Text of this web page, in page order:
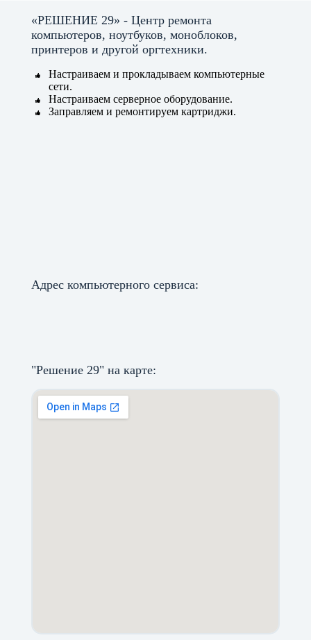
«РЕШЕНИЕ 29» - Центр ремонта
компьютеров, ноутбуков, моноблоков,
принтеров и другой оргтехники.
Настраиваем и прокладываем компьютерные
сети.
Настраиваем серверное оборудование.
Заправляем и ремонтируем картриджи.
Адрес компьютерного сервиса:
"Решение 29" на карте: